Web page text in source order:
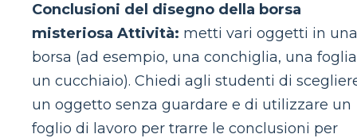
Conclusioni del disegno della borsa
misteriosa Attività: metti vari oggetti in una
borsa (ad esempio, una conchiglia, una
un cucchiaio). Chiedi agli studenti di
un oggetto senza guardare e di utilizzare un
foglio di lavoro per trarre le conclusioni per